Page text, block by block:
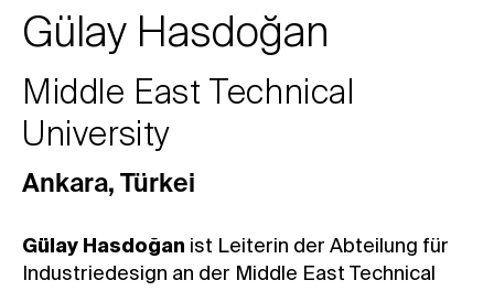
Gülay Hasdoğan
Middle East Technical
University
Ankara, Türkei
Gülay Hasdoğan ist Leiterin der Abteilung für
Industriedesign an der Middle East Technical